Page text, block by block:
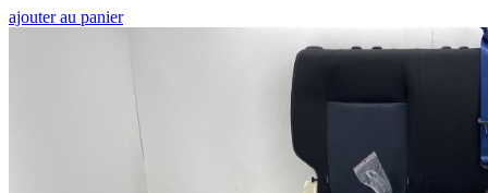
ajouter au panier